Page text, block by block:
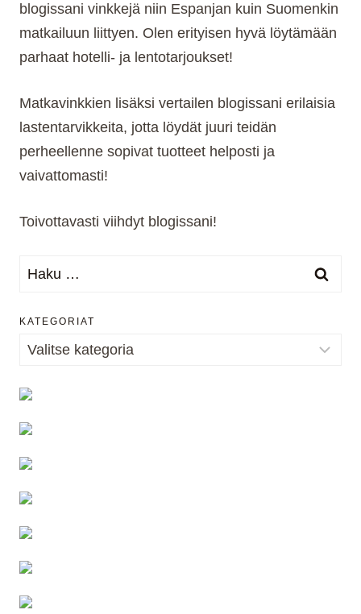
blogissani vinkkejä niin Espanjan kuin Suomenkin
matkailuun liittyen. Olen erityisen hyvä löytämään
parhaat hotelli- ja lentotarjoukset!
Matkavinkkien lisäksi vertailen blogissani erilaisia
lastentarvikkeita, jotta löydät juuri teidän
perheellenne sopivat tuotteet helposti ja
vaivattomasti!
Toivottavasti viihdyt blogissani!
Haku:
KATEGORIAT
Kategoriat